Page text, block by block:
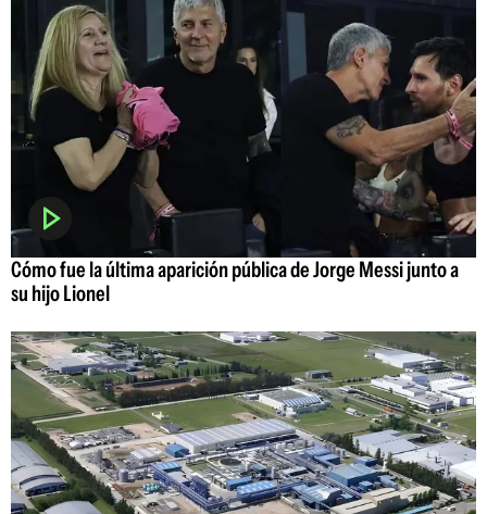
Cómo fue la última aparición pública de Jorge Messi junto a
su hijo Lionel